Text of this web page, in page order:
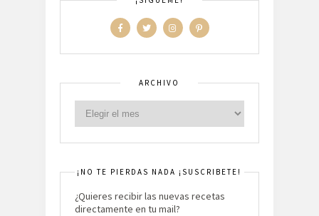
ARCHIVO
¡NO TE PIERDAS NADA ¡SUSCRIBETE!
¿Quieres recibir las nuevas recetas
directamente en tu mail?